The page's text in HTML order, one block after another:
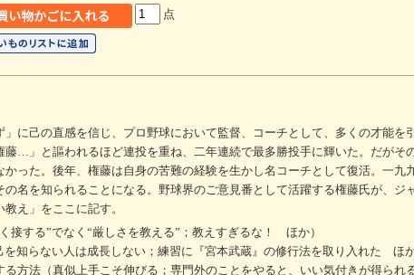
点
」に己の直感を信じ、プロ野球において監督、コーチとして、多くの才能を
藤…」と謳われるほど連投を重ね、二年連続で最多勝投手に輝いた。だがそ
った。後年、権藤は自身の苦難の経験を生かし名コーチとして復活。一九
名を知られることになる。野球界のご意見番として活躍する権藤氏が、ジ
え」をここに記す。
する”でなく“厳しさを教える”；教えすぎるな！ ほか）
知らない人は成長しない；練習に『宮本武蔵』の修行法を取り入れた ほか
方法（真似上手こそ伸びる；専門外のことをやると、いい気付きが得られ